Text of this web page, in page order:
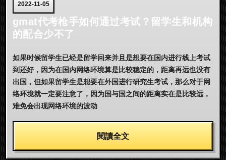
2022-11-05
gmat代考枪手如何通过考试？留学生和机构
的配合少不了
如果时候留学生已经是留学回来并且是想要在国内进行线上考试
到还好，因为在国内网络环境算是比较稳定的，距离再远也没有
出国，但如果留学生是想要在外国进行研究生考试，那么对于网
络环境就一定要注意了，因为国与国之间的距离实在是比较远，
难免会出现网络环境的波动
閱讀全文